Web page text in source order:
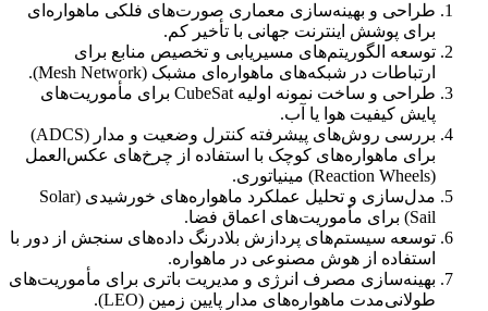
طراحی و بهینه‌سازی معماری صورت‌های فلکی ماهواره‌ای
برای پوشش اینترنت جهانی با تأخیر کم.
توسعه الگوریتم‌های مسیریابی و تخصیص منابع برای
ارتباطات در شبکه‌های ماهواره‌ای مشبک (Mesh Network).
طراحی و ساخت نمونه اولیه CubeSat برای مأموریت‌های
پایش کیفیت هوا یا آب.
بررسی روش‌های پیشرفته کنترل وضعیت و مدار (ADCS)
برای ماهواره‌های کوچک با استفاده از چرخ‌های عکس‌العمل
(Reaction Wheels) مینیاتوری.
مدل‌سازی و تحلیل عملکرد ماهواره‌های خورشیدی (Solar
Sail) برای مأموریت‌های اعماق فضا.
توسعه سیستم‌های پردازش بلادرنگ داده‌های سنجش از دور با
استفاده از هوش مصنوعی در ماهواره.
بهینه‌سازی مصرف انرژی و مدیریت باتری برای مأموریت‌های
طولانی‌مدت ماهواره‌های مدار پایین زمین (LEO).